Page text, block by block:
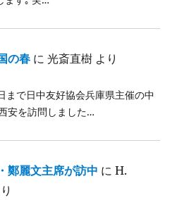
の春 に光斎直樹 より
まで日中友好協会兵庫県主催の中
安を訪問しました…
鄭麗文主席が訪中 にH.